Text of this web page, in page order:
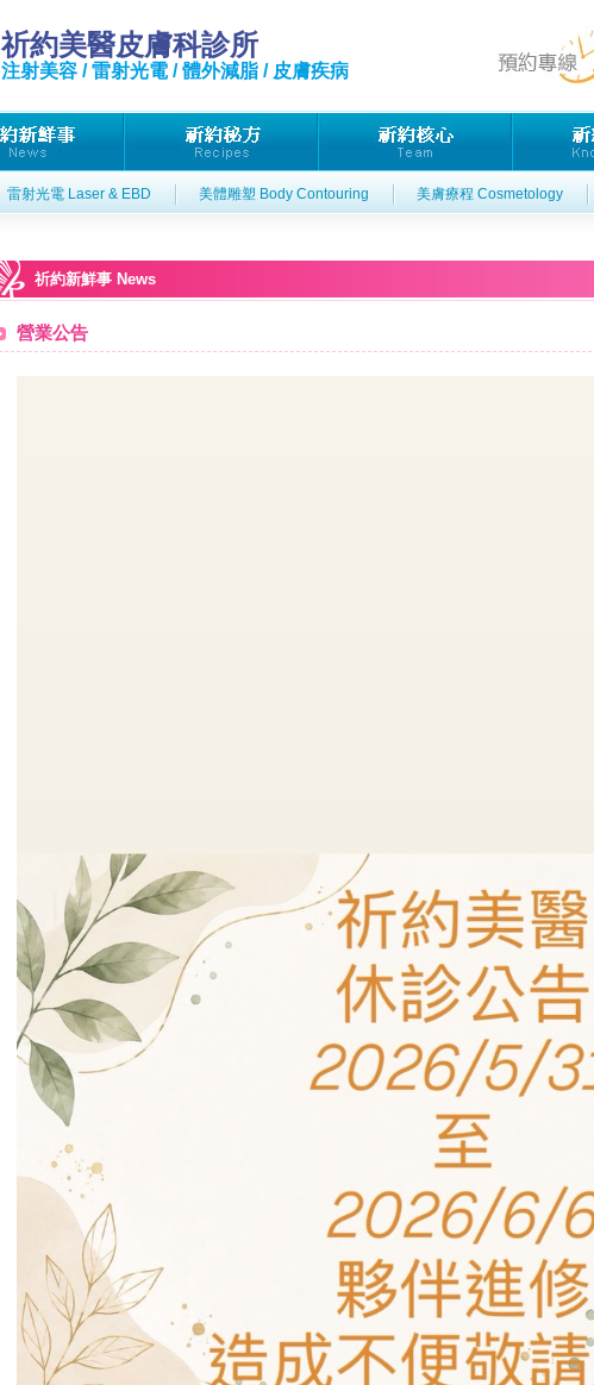
祈約美醫皮膚科診所
注射美容 / 雷射光電 / 體外減脂 / 皮膚疾病
雷射光電 Laser & EBD 美體雕塑 Body Contouring 美膚療程 Cosmetology
祈約新鮮事 News
營業公告